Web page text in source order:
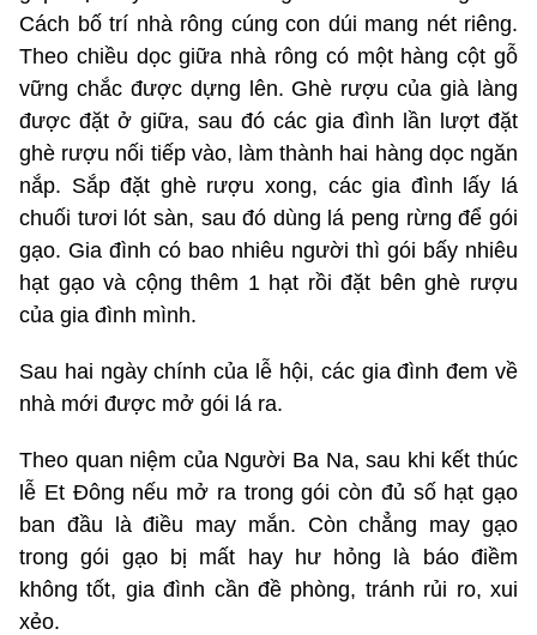
Cách bố trí nhà rông cúng con dúi mang nét riêng.
Theo chiều dọc giữa nhà rông có một hàng cột gỗ
vững chắc được dựng lên. Ghè rượu của già làng
được đặt ở giữa, sau đó các gia đình lần lượt đặt
ghè rượu nối tiếp vào, làm thành hai hàng dọc ngăn
nắp. Sắp đặt ghè rượu xong, các gia đình lấy lá
chuối tươi lót sàn, sau đó dùng lá peng rừng để gói
gạo. Gia đình có bao nhiêu người thì gói bấy nhiêu
hạt gạo và cộng thêm 1 hạt rồi đặt bên ghè rượu
của gia đình mình.
Sau hai ngày chính của lễ hội, các gia đình đem về
nhà mới được mở gói lá ra.
Theo quan niệm của Người Ba Na, sau khi kết thúc
lễ Et Đông nếu mở ra trong gói còn đủ số hạt gạo
ban đầu là điều may mắn. Còn chẳng may gạo
trong gói gạo bị mất hay hư hỏng là báo điềm
không tốt, gia đình cần đề phòng, tránh rủi ro, xui
xẻo.